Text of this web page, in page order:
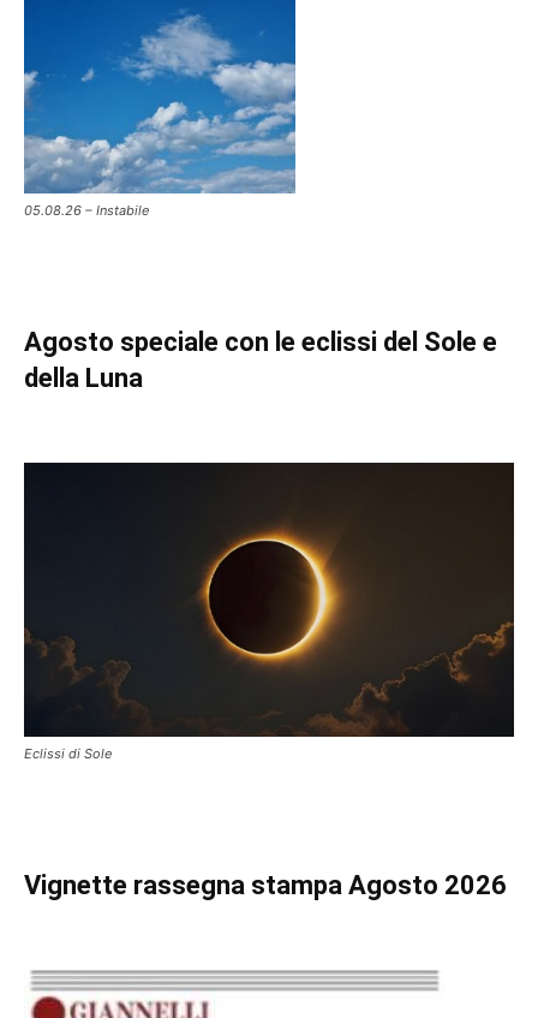
05.08.26 – Instabile
Agosto speciale con le eclissi del Sole e
della Luna
Eclissi di Sole
Vignette rassegna stampa Agosto 2026